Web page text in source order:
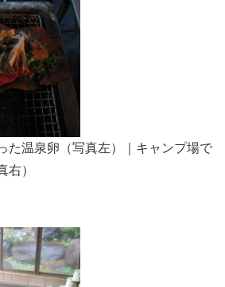
た温泉卵（写真左）｜キャンプ場で
右）